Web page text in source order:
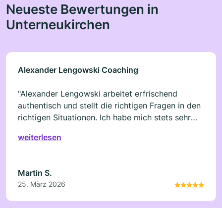
Neueste Bewertungen in
Unterneukirchen
Alexander Lengowski Coaching
"Alexander Lengowski arbeitet erfrischend
authentisch und stellt die richtigen Fragen in den
richtigen Situationen. Ich habe mich stets sehr
Bearbeitung meiner Glaubenssätze
weiterlesen
Martin S.
25. März 2026